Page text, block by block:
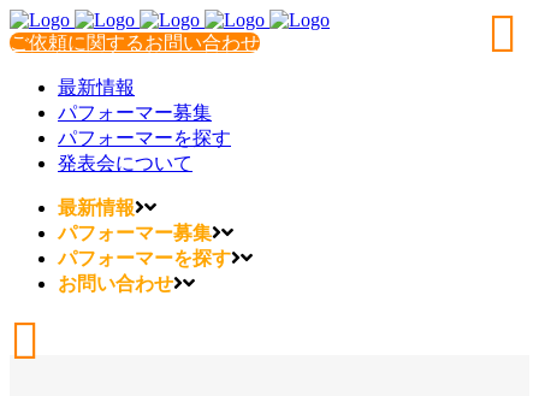
ご依頼に関するお問い合わせ
最新情報
パフォーマー募集
パフォーマーを探す
発表会について
最新情報
パフォーマー募集
パフォーマーを探す
お問い合わせ